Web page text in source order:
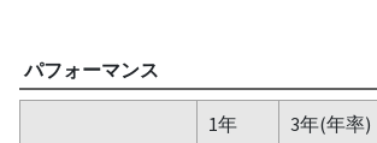
パフォーマンス
1年 3年(年率)